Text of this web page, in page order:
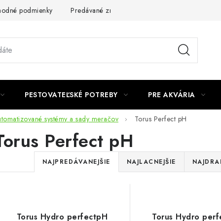
podmienky Predávané značky
PESTOVATEĽSKÉ POTREBY PRE AKVÁRIA
systémy a sady meračov Torus Perfect pH
Perfect pH
R
a
NAJPREDÁVANEJŠIE NAJLACNEJŠIE
Torus Hydro perfectpH
Torus Hydro